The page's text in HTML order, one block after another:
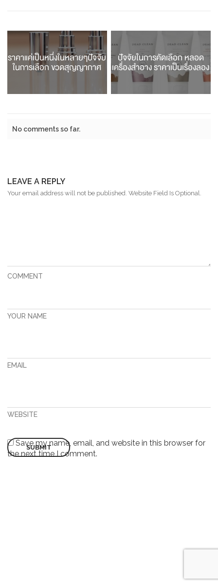
ปัจจัยในการคัดเลือก หลอด
เครื่องสำอาง ราคาเป็นเรื่องลอง
ราคาแค่เป็นหนึ่งในหลายๆปัจจัย
ในการเลือก ขวดสุญญากาศ
No comments so far.
LEAVE A REPLY
Your email address will not be published. Website Field Is Optional.
COMMENT
YOUR NAME
EMAIL
WEBSITE
Save my name, email, and website in this browser for
the next time I comment.